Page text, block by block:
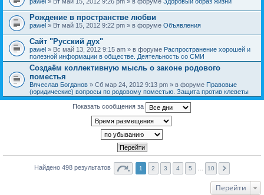
Рождение в пространстве любви
pawel » Вт май 15, 2012 9:22 pm » в форуме Объявления
Сайт "Русский дух"
pawel » Вс май 13, 2012 9:15 am » в форуме Распространение хорошей и
полезной информации в обществе. Деятельность со СМИ
Создаём коллективную мысль о законе родового
поместья
Вячеслав Богданов » Сб мар 24, 2012 9:13 pm » в форуме Правовые
(юридические) вопросы по родовому поместью. Защита против клеветы
Показать сообщения за
Найдено 498 результатов 1 2 3 4 5 10
Перейти